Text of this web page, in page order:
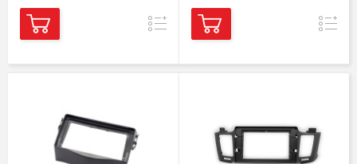
Сравнение